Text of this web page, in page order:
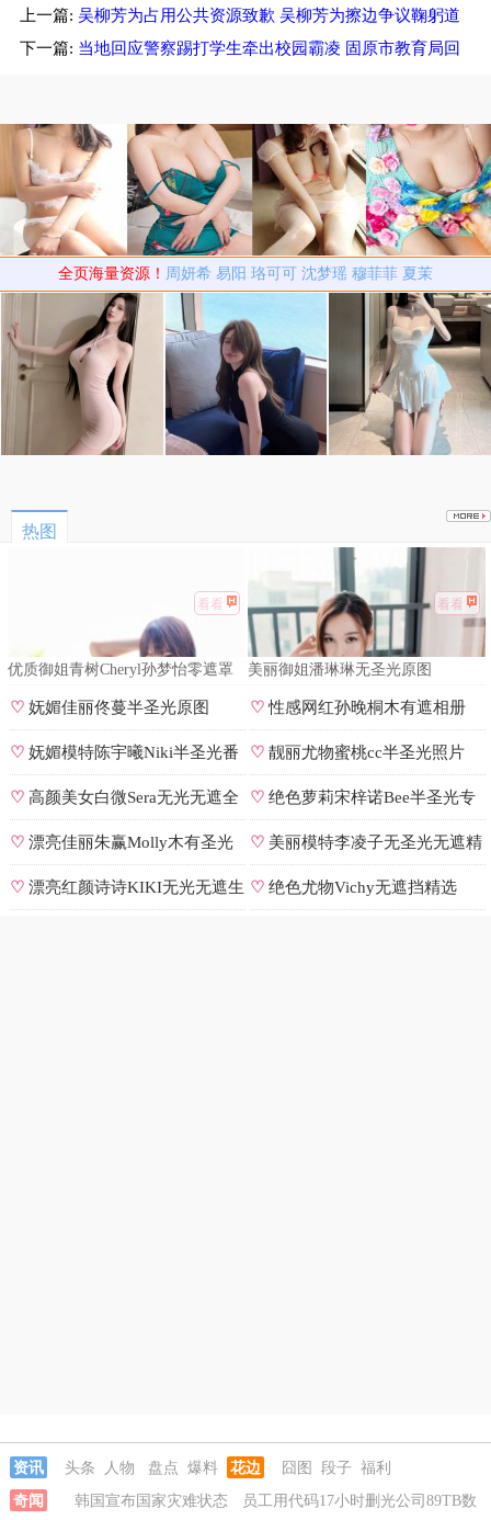
上一篇: 吴柳芳为占用公共资源致歉 吴柳芳为擦边争议鞠躬道
歉
下一篇: 当地回应警察踢打学生牵出校园霸凌 固原市教育局回
全页海量资源！ 周妍希 易阳 珞可可 沈梦瑶 穆菲菲 夏茉
热图
看看
优质御姐青树Cheryl孙梦怡零遮罩
看看
美丽御姐潘琳琳无圣光原图
♡妩媚佳丽佟蔓半圣光原图 ♡性感网红孙晚桐木有遮相册
♡妩媚模特陈宇曦Niki半圣光番
号
♡ 靓丽尤物蜜桃cc半圣光照片
♡高颜美女白微Sera无光无遮全
集
♡ 绝色萝莉宋梓诺Bee半圣光专
辑
♡漂亮佳丽朱赢Molly木有圣光
原图
♡ 美丽模特李凌子无圣光无遮精
选
♡漂亮红颜诗诗KIKI无光无遮生 ♡ 绝色尤物Vichy无遮挡精选
资讯 头条 人物 盘点 爆料 花边 囧图 段子 福利
奇闻
韩国宣布国家灾难状态 员工用代码17小时删光公司89TB数